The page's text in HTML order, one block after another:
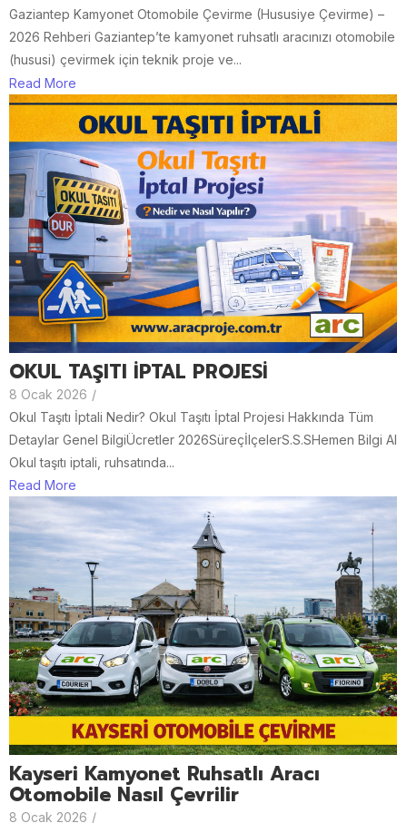
Gaziantep Kamyonet Otomobile Çevirme (Hususiye Çevirme) –
2026 Rehberi Gaziantep’te kamyonet ruhsatlı aracınızı otomobile
(hususi) çevirmek için teknik proje ve...
Read More
OKUL TAŞITI İPTAL PROJESİ
8 Ocak 2026 /
Okul Taşıtı İptali Nedir? Okul Taşıtı İptal Projesi Hakkında Tüm
Detaylar Genel BilgiÜcretler 2026SüreçİlçelerS.S.SHemen Bilgi Al
Okul taşıtı iptali, ruhsatında...
Read More
Kayseri Kamyonet Ruhsatlı Aracı
Otomobile Nasıl Çevrilir
8 Ocak 2026 /